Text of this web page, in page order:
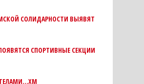
СОЛИДАРНОСТИ ВЫЯВЯТ
СПОРТИВНЫЕ СЕКЦИИ